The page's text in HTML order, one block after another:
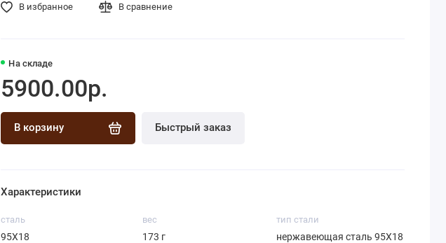
На складе
5900.00р.
В корзину Быстрый заказ
В избранное В сравнение
Характеристики
сталь
95Х18
вес
173 г
тип стали
нержавеющая сталь 95Х18